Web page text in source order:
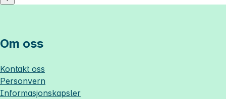
Om oss
Kontakt oss
Personvern
Informasjonskapsler